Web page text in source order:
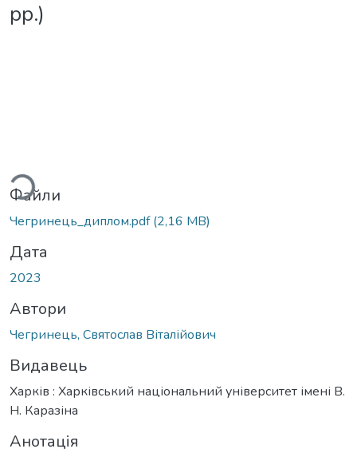
рр.)
Файли
Чегринець_диплом.pdf(2,16 MB)
Дата
2023
Автори
Чегринець, Святослав Віталійович
Видавець
Харків : Харківський національний університет імені В.
Н. Каразіна
Анотація